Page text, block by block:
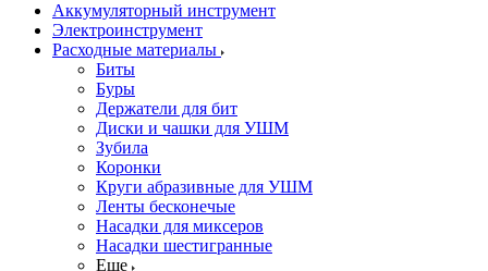
Аккумуляторный инструмент
Электроинструмент
Расходные материалы
Биты
Буры
Держатели для бит
Диски и чашки для УШМ
Зубила
Коронки
Круги абразивные для УШМ
Ленты бесконечые
Насадки для миксеров
Насадки шестигранные
Еще